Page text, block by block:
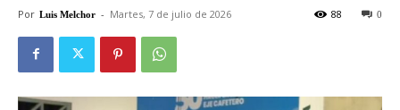
Por Luis Melchor - Martes, 7 de julio de 2026 0
88